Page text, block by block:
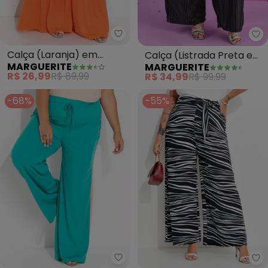
Marguerite - Calça (Laranja)
Calça (Laranja) em
Malha
MARGUERITE
R$ 26,99R$ 89,99
Calça (Listrada Preta e
Branca) Risca de Giz
MARGUERITE
R$ 34,99R$ 99,99
-68%
Marguerite - Calça (Turquesa)
-55%